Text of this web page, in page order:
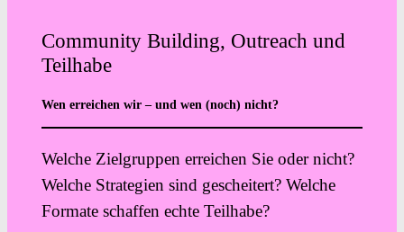
Community Building, Outreach und
Teilhabe
Wen erreichen wir – und wen (noch) nicht?
Welche Zielgruppen erreichen Sie oder nicht?
Welche Strategien sind gescheitert? Welche
Formate schaffen echte Teilhabe?